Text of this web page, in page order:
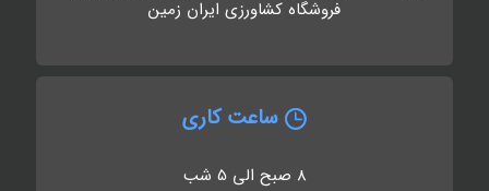
فروشگاه کشاورزی ایران زمین
ساعت کاری
8 صبح الی 5 شب